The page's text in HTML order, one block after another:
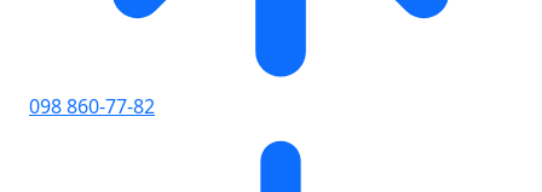
098 860-77-82